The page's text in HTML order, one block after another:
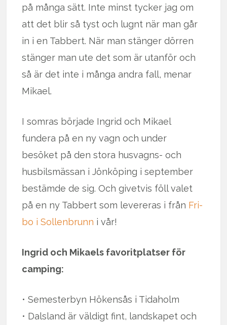
på många sätt. Inte minst tycker jag om
att det blir så tyst och lugnt när man går
in i en Tabbert. När man stänger dörren
stänger man ute det som är utanför och
så är det inte i många andra fall, menar
Mikael.
I somras började Ingrid och Mikael
fundera på en ny vagn och under
besöket på den stora husvagns- och
husbilsmässan i Jönköping i september
bestämde de sig. Och givetvis föll valet
på en ny Tabbert som levereras i från Fri-
bo i Sollenbrunn i vår!
Ingrid och Mikaels favoritplatser för
camping:
• Semesterbyn Hökensås i Tidaholm
• Dalsland är väldigt fint, landskapet och